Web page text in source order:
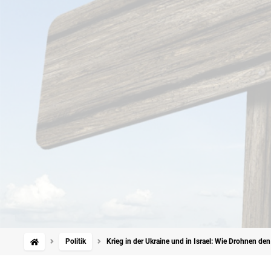
Politik Krieg in der Ukraine und in Israel: Wie Drohnen